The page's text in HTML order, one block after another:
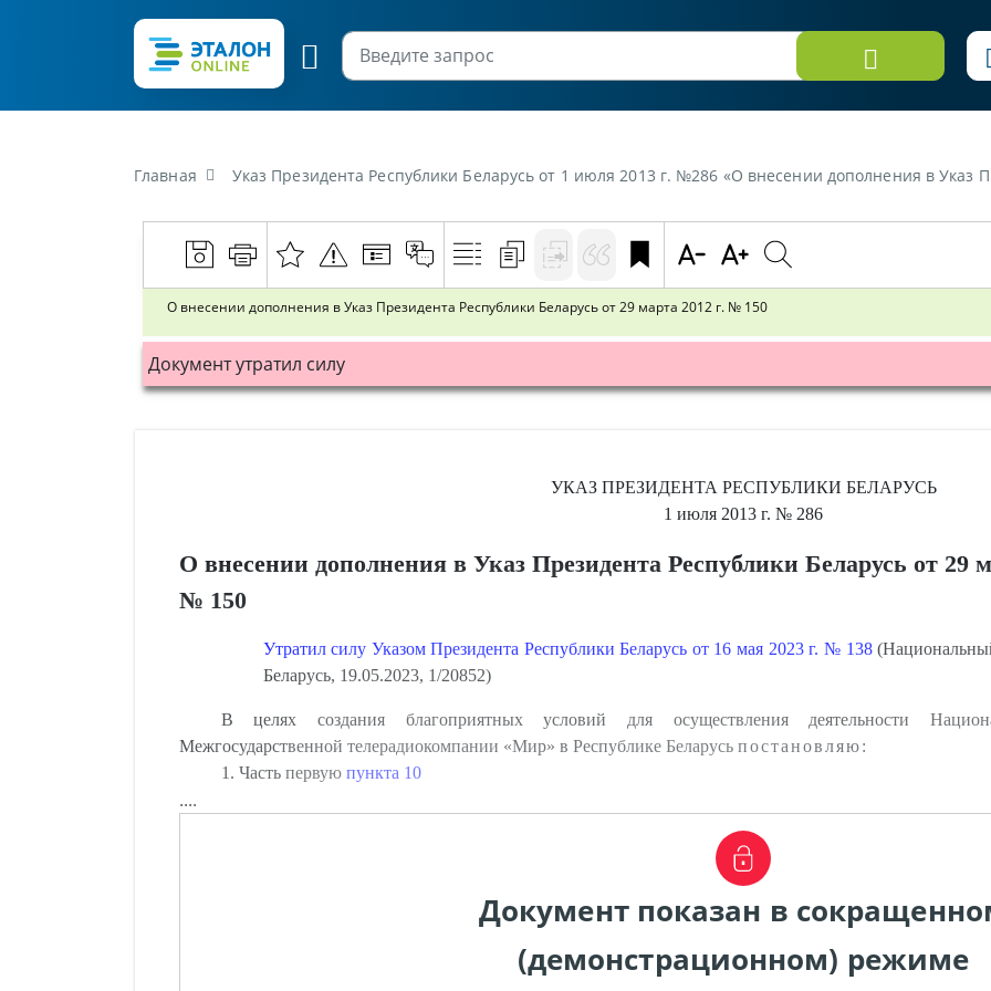
Главная Указ Президента Республики Беларусь от 1 июля 2013 г. №286 «О внесении дополнения в Указ
О внесении дополнения в Указ Президента Республики Беларусь от 29 марта 2012 г. № 150
Документ утратил силу
УКАЗ ПРЕЗИДЕНТА РЕСПУБЛИКИ БЕЛАРУСЬ
1 июля 2013 г. № 286
О внесении дополнения в Указ Президента Республики Беларусь от 29
№ 150
Утратил силу Указом Президента Республики Беларусь от 16 мая 2023 г. № 138
Беларусь, 19.05.2023, 1/20852)
В целях создания благоприятных условий для осуществления деятельности
Межгосударственной телерадиокомпании «Мир» в Республике Беларусь постановляю:
1. Часть первую пункта 10
....
Документ показан в
(демонстрационном) режиме